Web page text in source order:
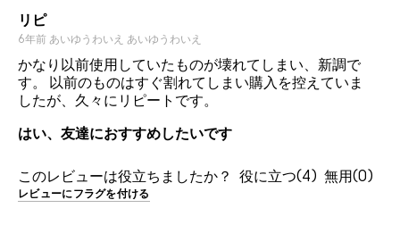
リピ
6年前 あいゆうわいえ あいゆうわいえ
かなり以前使用していたものが壊れてしまい、新調で
す。 以前のものはすぐ割れてしまい購入を控えていま
したが、久々にリピートです。
はい、友達におすすめしたいです
このレビューは役立ちましたか？ 4 0
レビューにフラグを付ける